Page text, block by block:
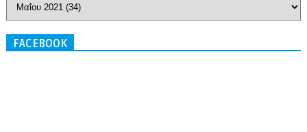
FACEBOOK